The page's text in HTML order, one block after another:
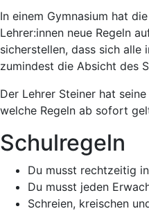
In einem Gymnasium hat
Lehrer:innen neue Regeln
sicherstellen, dass sich alle
zumindest die Absicht des
Der Lehrer Steiner hat
welche Regeln ab sofort
Schulregeln
Du musst rechtzeitig
Du musst jeden
Schreien, kreischen